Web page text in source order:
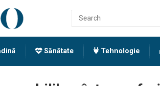
Sănătate Tehnologie